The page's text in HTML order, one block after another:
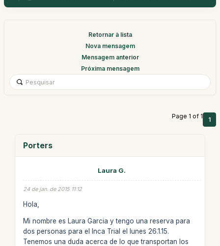
Retornar à lista
Nova mensagem
Mensagem anterior
Próxima mensagem
Page 1 of 1 1
Porters
Laura G.
24 de jan. de 2015 11:12
Hola,
Mi nombre es Laura Garcia y tengo una reserva para
dos personas para el Inca Trial el lunes 26.1.15.
Tenemos una duda acerca de lo que transportan los